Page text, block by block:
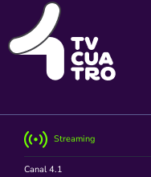
Streaming
Canal 4.1